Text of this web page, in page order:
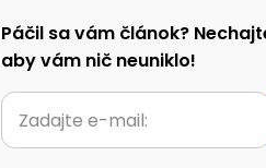
Páčil sa vám článok?
aby vám nič neuniklo!